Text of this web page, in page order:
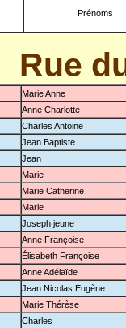
Prénoms
Rue
Marie Anne
Anne Charlotte
Charles Antoine
Jean Baptiste
Jean
Marie
Marie Catherine
Marie
Joseph jeune
Anne Françoise
Élisabeth Françoise
Anne Adélaïde
Jean Nicolas Eugène
Marie Thérèse
Charles